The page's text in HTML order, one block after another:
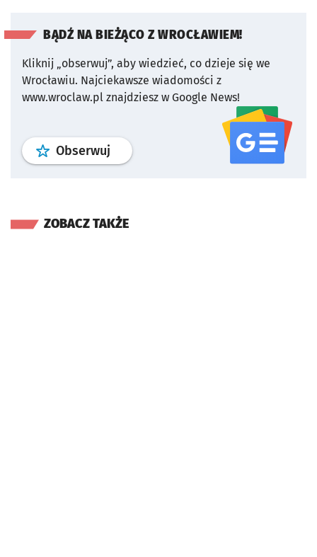
BĄDŹ NA BIEŻĄCO Z WROCŁAWIEM!
Kliknij „obserwuj”, aby wiedzieć, co dzieje się we
Wrocławiu. Najciekawsze wiadomości z
www.wroclaw.pl znajdziesz w Google News!
Obserwuj profil serwisu
ZOBACZ TAKŻE